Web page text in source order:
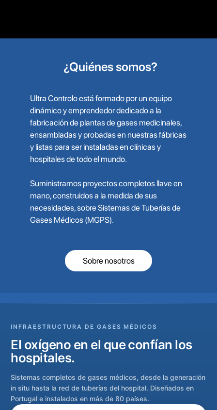
¿Quiénes somos?
Ultra Controlo está formado por un equipo
dinámico y emprendedor dedicado a la
fabricación de plantas de gases medicinales,
ensambladas y probadas en nuestras fábricas
y listas para ser instaladas en clínicas y
hospitales de todo el mundo.
Suministramos proyectos completos llave en
mano, construidos a la medida de sus
necesidades, sobre Sistemas de Tuberías de
Gases Médicos (MGPS).
Sobre nosotros
INFRAESTRUCTURA DE GASES MÉDICOS
El oxígeno en el que confían los
hospitales.
Sistemas completos de gases médicos, desde la generación
in situ hasta la red de tuberías del hospital. Diseñados en
Portugal e instalados en más de 80 países.